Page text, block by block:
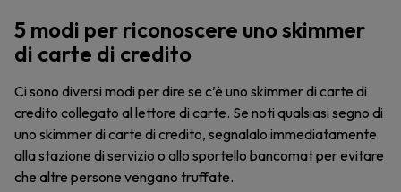
5 modi per riconoscere uno skimmer
di carte di credito
Ci sono diversi modi per dire se c’è uno skimmer di carte di
credito collegato al lettore di carte. Se noti qualsiasi segno di
uno skimmer di carte di credito, segnalalo immediatamente
alla stazione di servizio o allo sportello bancomat per evitare
che altre persone vengano truffate.